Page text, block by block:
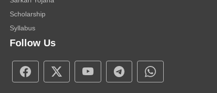
Scholarship
Syllabus
Follow Us